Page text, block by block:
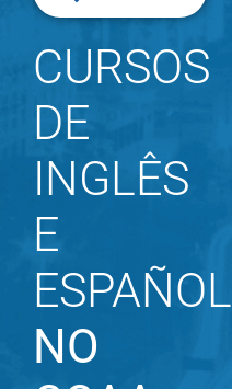
CURSOS
DE
INGLÊS
E
ESPAÑOL
NO